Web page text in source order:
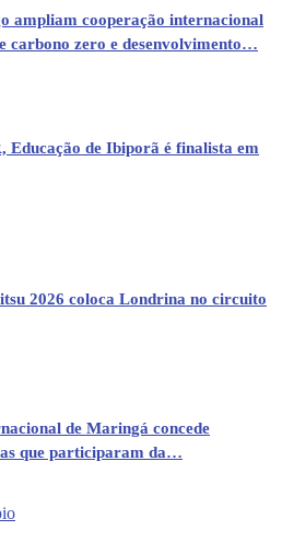
ampliam cooperação internacional
carbono zero e desenvolvimento…
Educação de Ibiporã é finalista em
2026 coloca Londrina no circuito
de Maringá concede
que participaram da…